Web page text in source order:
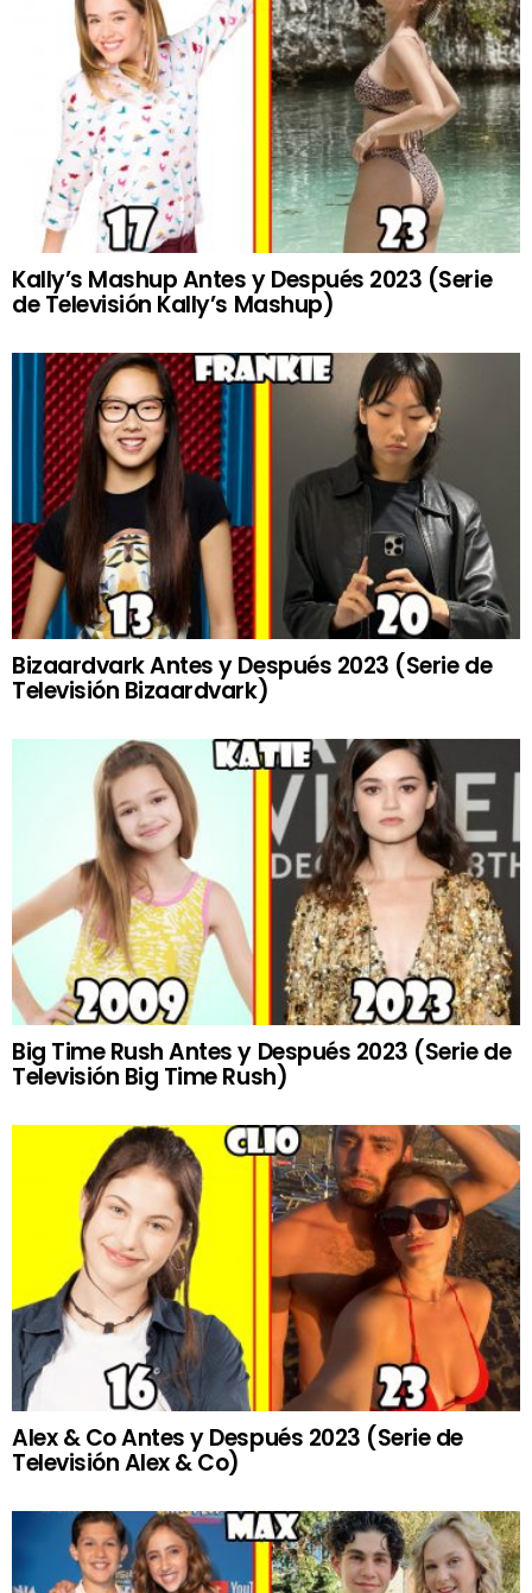
Kally’s Mashup Antes y Después 2023 (Serie
de Televisión Kally’s Mashup)
Bizaardvark Antes y Después 2023 (Serie de
Televisión Bizaardvark)
Big Time Rush Antes y Después 2023 (Serie de
Televisión Big Time Rush)
Alex & Co Antes y Después 2023 (Serie de
Televisión Alex & Co)